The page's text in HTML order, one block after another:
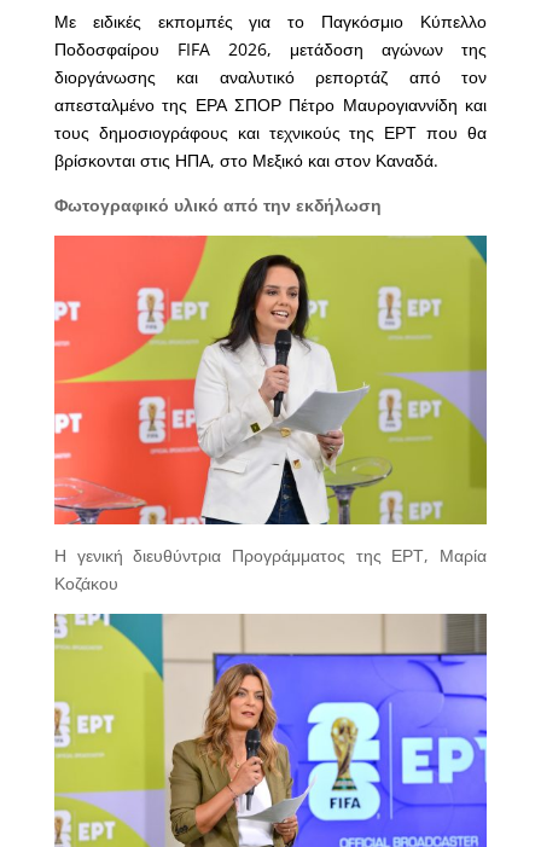
Με ειδικές εκπομπές για το Παγκόσμιο Κύπελλο
Ποδοσφαίρου FIFA 2026, μετάδοση αγώνων της
διοργάνωσης και αναλυτικό ρεπορτάζ από τον
απεσταλμένο της ΕΡΑ ΣΠΟΡ Πέτρο Μαυρογιαννίδη και
τους δημοσιογράφους και τεχνικούς της ΕΡΤ που θα
βρίσκονται στις ΗΠΑ, στο Μεξικό και στον Καναδά.
Φωτογραφικό υλικό από την εκδήλωση
Η γενική διευθύντρια Προγράμματος της ΕΡΤ, Μαρία
Κοζάκου